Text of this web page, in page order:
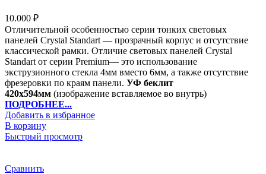
10.000 ₽
Отличительной особенностью серии тонких световых
панелей Crystal Standart — прозрачный корпус и отсутствие
классической рамки. Отличие световых панелей Crystal
Standart от серии Premium— это использование
экструзионного стекла 4мм вместо 6мм, а также отсутствие
фрезеровки по краям панели. УФ беклит
420х594мм (изображение вставляемое во внутрь)
ПОДРОБНЕЕ...
Добавить в избранное
В корзину
Быстрый просмотр
Сравнить